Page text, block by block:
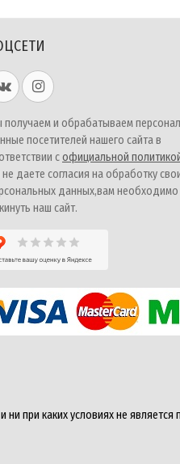
и обрабатываем
посетителей нашего сайта в
софициальной
даете согласия на обработку
данных,вам необходимо
наш сайт.
при каких условиях не